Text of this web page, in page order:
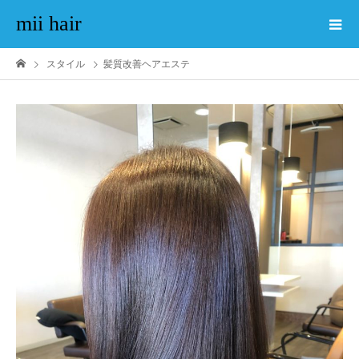
mii hair
スタイル 髪質改善ヘアエステ